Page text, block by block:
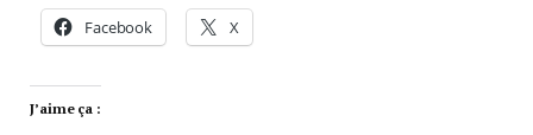
Facebook X
J’aime ça :